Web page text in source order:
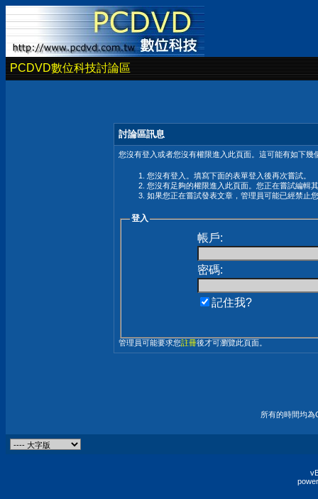
PCDVD數位科技討論區
討論區訊息
您沒有登入或者您沒有權限進入此頁面。這可能有如下幾
您沒有登入。填寫下面的表單登入後再次嘗試。
您沒有足夠的權限進入此頁面。您正在嘗試編輯
如果您正在嘗試發表文章，管理員可能已經禁止
登入
帳戶:
密碼:
記住我?
管理員可能要求您註冊後才可瀏覽此頁面。
所有的時間均為